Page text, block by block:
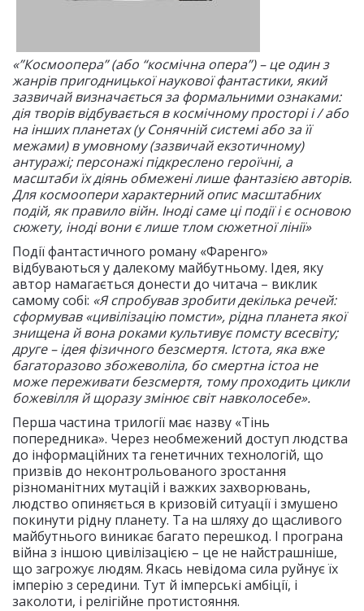
«”Космоопера” (або “космічна опера”) – це один з
жанрів пригодницької наукової фантастики, який
зазвичай визначається за формальними ознаками:
дія творів відбувається в космічному просторі і / або
на інших планетах (у Сонячній системі або за її
межами) в умовному (зазвичай екзотичному)
антуражі; персонажі підкреслено героїчні, а
масштаби їх діянь обмежені лише фантазією авторів.
Для космоопери характерний опис масштабних
подій, як правило війн. Іноді саме ці події і є основою
сюжету, іноді вони є лише тлом сюжетної лінії»
Події фантастичного роману «Фаренго»
відбуваються у далекому майбутньому. Ідея, яку
автор намагається донести до читача – виклик
самому собі: «Я спробував зробити декілька речей:
сформував «цивілізацію помсти», рідна планета якої
знищена й вона роками культивує помсту всесвіту;
друге – ідея фізичного безсмертя. Істота, яка вже
багаторазово збожеволіла, бо смертна істоа не
може переживати безсмертя, тому проходить цикли
божевілля й щоразу змінює світ навколосебе».
Перша частина трилогії має назву «Тінь
попередника». Через необмежений доступ людства
до інформаційних та генетичних технологій, що
призвів до неконтрольованого зростання
різноманітних мутацій і важких захворювань,
людство опиняється в кризовій ситуації і змушено
покинути рідну планету. Та на шляху до щасливого
майбутнього виникає багато перешкод. І програна
війна з іншою цивілізацією – це не найстрашніше,
що загрожує людям. Якась невідома сила руйнує їх
імперію з середини. Тут й імперські амбіції, і
заколоти, і релігійне протистояння.